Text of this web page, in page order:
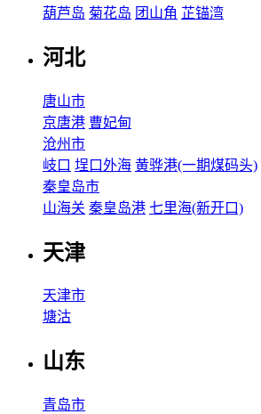
葫芦岛 菊花岛 团山角 芷锚湾
河北
唐山市
京唐港 曹妃甸
沧州市
岐口 埕口外海 黄骅港(一期煤码头)
秦皇岛市
山海关 秦皇岛港 七里海(新开口)
天津
天津市
塘沽
山东
青岛市